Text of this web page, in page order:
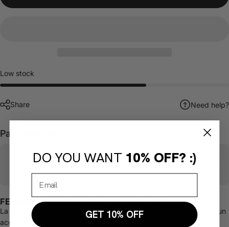
Low stock
Share Need help?
Pairs well with
FERENT x MUK BELT BAG – BUTTER STUDS
La colaboración entre MUK Barcelona y Ferent llega en forma de un
accesorio pensado para acompañarte cada día.
DO YOU WANT 10% OFF? :)
GET 10% OFF